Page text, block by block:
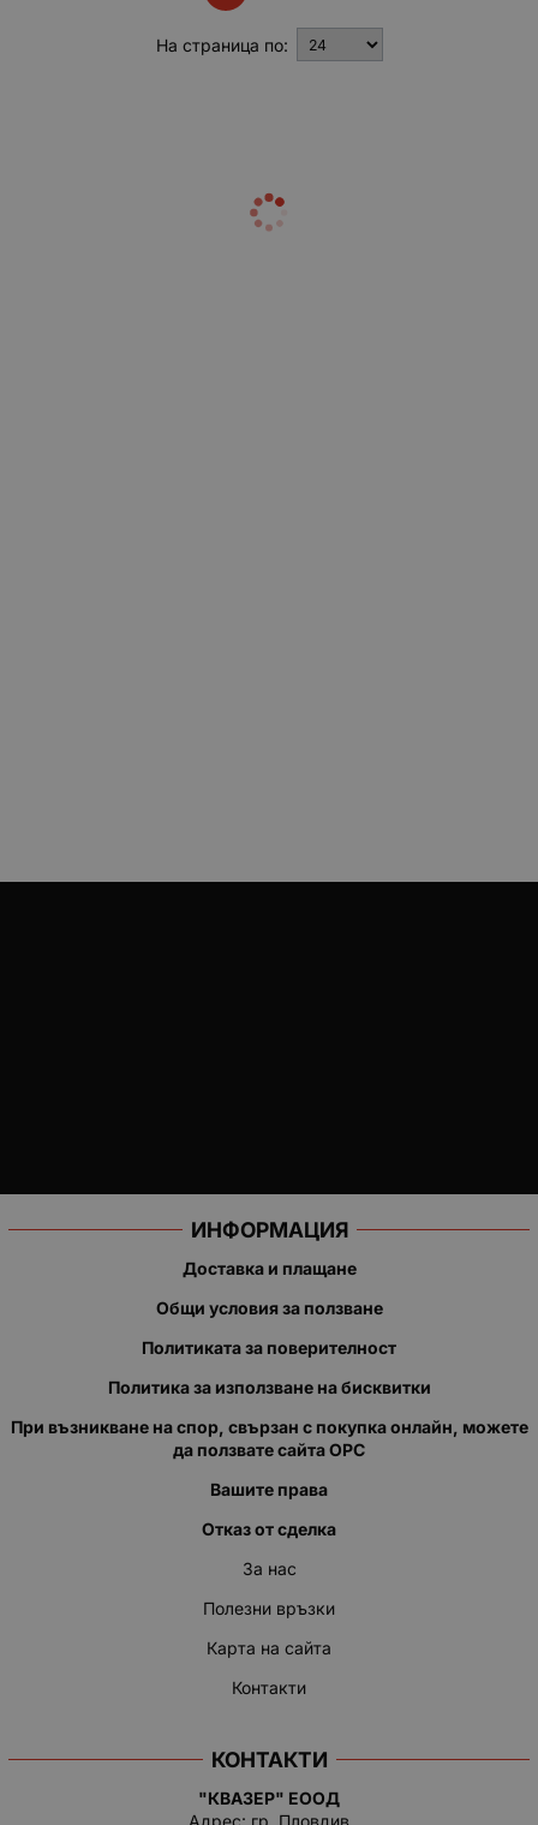
На страница по:
ИНФОРМАЦИЯ
Доставка и плащане
Общи условия за ползване
Политиката за поверителност
Политика за използване на бисквитки
При възникване на спор, свързан с покупка онлайн, можете
да ползвате сайта ОРС
Вашите права
Отказ от сделка
За нас
Полезни връзки
Карта на сайта
Контакти
КОНТАКТИ
"КВАЗЕР" ЕООД
Адрес: гр. Пловдив